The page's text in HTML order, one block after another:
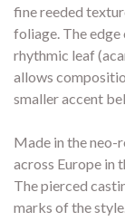
fine reeded
foliage. The
rhythmic leaf
allows
smaller accent
Made in the
across Europe in
The pierced
marks of the